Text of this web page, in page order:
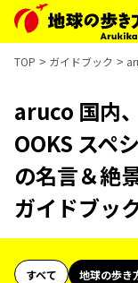
TOP ガイドブック
aruco 国内
OOKS スペ
の名言＆絶
ガイドブッ
すべて 地球の歩き